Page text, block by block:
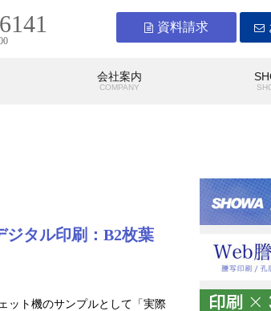
資料請求
SHOWAができること
会社案内
COMPANY
アクセス 沿革
ジタル印刷：B2枚葉
ット機のサンプルとして「実際